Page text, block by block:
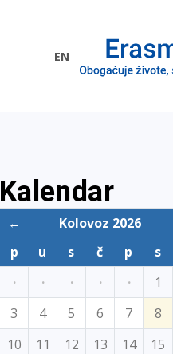
EN
Kalendar
← Kolovoz 2026
p
u s č p s
·
· · · · 1
3
4 5 6 7 8
10
11 12 13 14 15